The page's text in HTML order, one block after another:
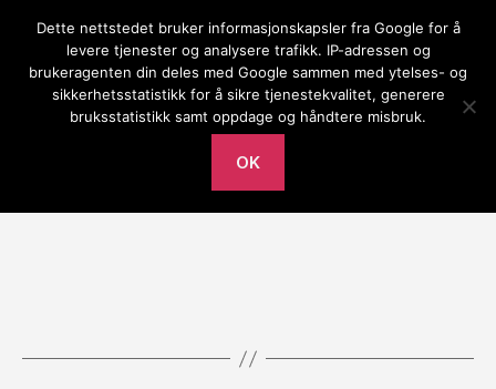
Gilja bedehus
Meny
Dette nettstedet bruker informasjonskapsler fra Google for å
levere tjenester og analysere trafikk. IP-adressen og
brukeragenten din deles med Google sammen med ytelses- og
sikkerhetsstatistikk for å sikre tjenestekvalitet, generere
bruksstatistikk samt oppdage og håndtere misbruk.
OK